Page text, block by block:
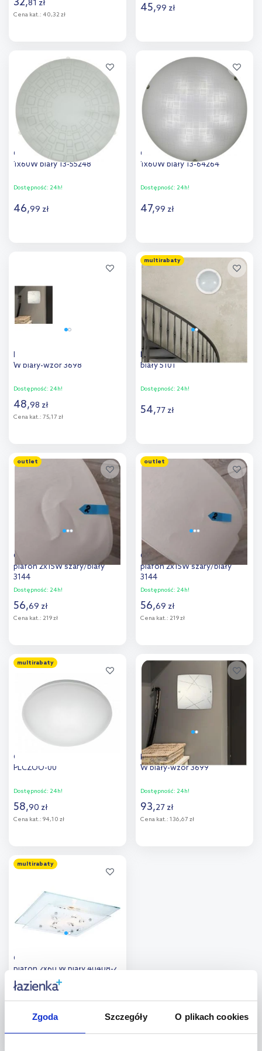
Zgoda Szczegóły O plikach cookies
81 zł
Cena kat.: 40,32 zł
Dodaj do
45,99 zł
Dodaj do
porównania
Candellux Ingrid plafon
1x60W biały 13-55248
Dostępność: 24h!
46,99 zł
porównania
Candellux Vertico plafon
1x60W biały 13-64264
Dostępność: 24h!
47,99 zł
Dodaj do
porównania
Rabalux Phaedra plafon 1x60
W biały-wzór 3698
Dostępność: 24h!
48,98 zł
Cena kat.: 75,17 zł
Dodaj do
multirabaty
Rabalux Ufo plafon 1x60 W
biały 5101
Dostępność: 24h!
54,77 zł
Dodaj do
outlet
Outlet - TK Lighting Cloud
plafon 2x15W szary/biały
3144
Dostępność: 24h!
56,69 zł
Cena kat.: 219 zł
Dodaj do
porównania
outlet
Outlet - TK Lighting Cloud
plafon 2x15W szary/biały
3144
Dostępność: 24h!
56,69 zł
Cena kat.: 219 zł
Dodaj do
porównania
multirabaty
GTV plafon 1x40 W biały OS-
PLCZOO-00
Dostępność: 24h!
58,90 zł
Cena kat.: 94,10 zł
Dodaj do
porównania
Rabalux Phaedra plafon 2x60
W biały-wzór 3699
Dostępność: 24h!
93,27 zł
Cena kat.: 136,67 zł
multirabaty
Globo Lighting Jasmina
plafon 2x60 W biały 40408-2
Dostępność:24h!
Cena kat.:140,90 zł